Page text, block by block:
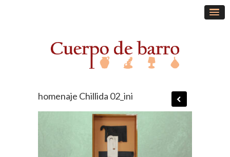
homenaje Chillida 02_ini